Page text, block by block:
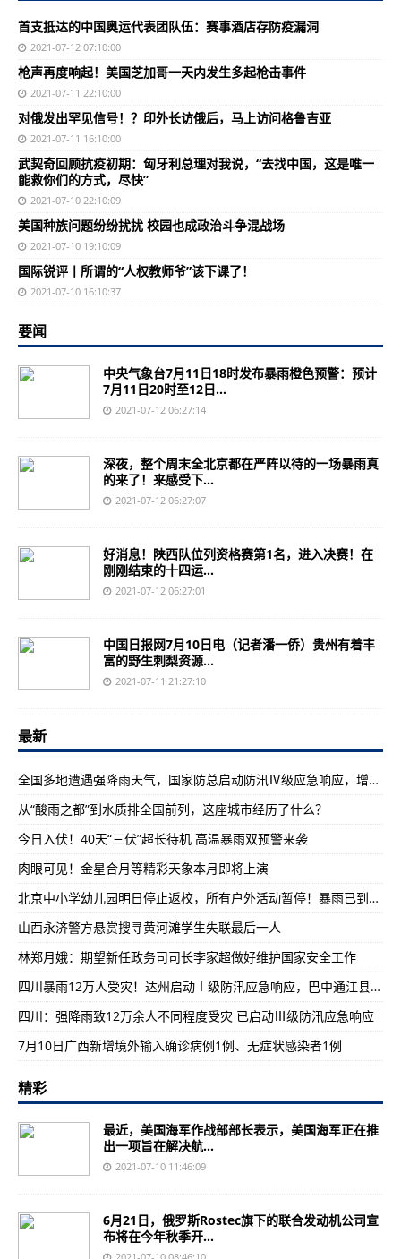
首支抵达的中国奥运代表团队伍：赛事酒店存防疫漏洞
2021-07-12 07:10:00
枪声再度响起！美国芝加哥一天内发生多起枪击事件
2021-07-11 22:10:00
对俄发出罕见信号！？印外长访俄后，马上访问格鲁吉亚
2021-07-11 16:10:00
武契奇回顾抗疫初期：匈牙利总理对我说，“去找中国，这是唯一
能救你们的方式，尽快”
2021-07-10 22:10:09
美国种族问题纷纷扰扰 校园也成政治斗争混战场
2021-07-10 19:10:09
国际锐评丨所谓的“人权教师爷”该下课了！
2021-07-10 16:10:37
要闻
中央气象台7月11日18时发布暴雨橙色预警：预计
7月11日20时至12日...
2021-07-12 06:27:14
深夜，整个周末全北京都在严阵以待的一场暴雨真
的来了！来感受下...
2021-07-12 06:27:07
好消息！陕西队位列资格赛第1名，进入决赛！在
刚刚结束的十四运...
2021-07-12 06:27:01
中国日报网7月10日电（记者潘一侨）贵州有着丰
富的野生刺梨资源...
2021-07-11 21:27:10
最新
全国多地遭遇强降雨天气，国家防总启动防汛Ⅳ级应急响应，增派3个工作组分赴多地协助开展强降雨防范应对工作
从“酸雨之都”到水质排全国前列，这座城市经历了什么？
今日入伏！40天“三伏”超长待机 高温暴雨双预警来袭
肉眼可见！金星合月等精彩天象本月即将上演
北京中小学幼儿园明日停止返校，所有户外活动暂停！暴雨已到河北，进京还会远吗
山西永济警方悬赏搜寻黄河滩学生失联最后一人
林郑月娥：期望新任政务司司长李家超做好维护国家安全工作
四川暴雨12万人受灾！达州启动Ⅰ级防汛应急响应，巴中通江县受灾严重
四川：强降雨致12万余人不同程度受灾 已启动Ⅲ级防汛应急响应
7月10日广西新增境外输入确诊病例1例、无症状感染者1例
精彩
最近，美国海军作战部部长表示，美国海军正在推
出一项旨在解决航...
2021-07-10 11:46:09
6月21日，俄罗斯Rostec旗下的联合发动机公司宣
布将在今年秋季开...